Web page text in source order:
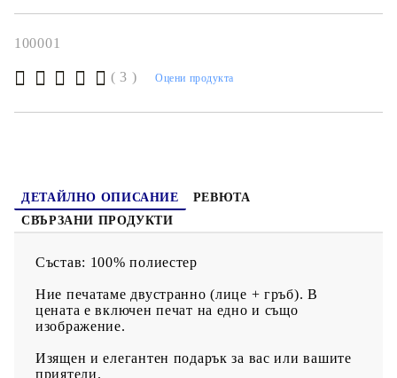
печат на едно и също изображение.
100001
( 3 ) Оцени продукта
ДЕТАЙЛНО ОПИСАНИЕ
РЕВЮТА
СВЪРЗАНИ ПРОДУКТИ
Състав: 100% полиестер
Ние печатаме двустранно (лице + гръб). В
цената е включен печат на едно и също
изображение.
Изящен и елегантен подарък за вас или вашите
приятели.